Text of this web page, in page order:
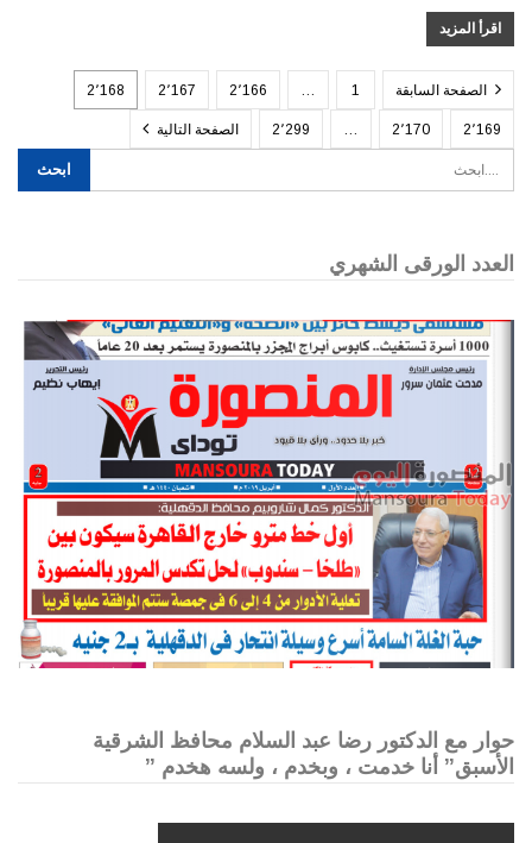
اقرأ المزيد
الصفحة السابقة 1
… 2٬166 2٬167 2٬168
2٬169 2٬170 … 2٬299 الصفحة التالية
العدد الورقى الشهري
حوار مع الدكتور رضا عبد السلام محافظ الشرقية
الأسبق” أنا خدمت ، وبخدم ، ولسه هخدم ”